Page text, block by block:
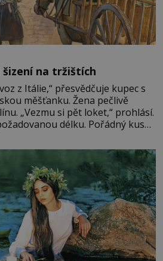
na tržištích
z Itálie,“ přesvědčuje kupec s
měšťanku. Žena pečlivě
„Vezmu si pět loket,“ prohlásí.
délku. Pořádný kus
na sukni,“ zhodnotí švadlena
„Ošidili vás, podívejte.“